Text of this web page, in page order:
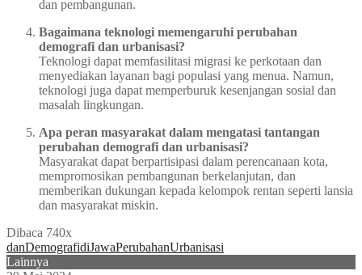
dan pembangunan.
Bagaimana teknologi memengaruhi perubahan
demografi dan urbanisasi?
Teknologi dapat memfasilitasi migrasi ke perkotaan dan
menyediakan layanan bagi populasi yang menua. Namun,
teknologi juga dapat memperburuk kesenjangan sosial dan
masalah lingkungan.
Apa peran masyarakat dalam mengatasi tantangan
perubahan demografi dan urbanisasi?
Masyarakat dapat berpartisipasi dalam perencanaan kota,
mempromosikan pembangunan berkelanjutan, dan
memberikan dukungan kepada kelompok rentan seperti lansia
dan masyarakat miskin.
Dibaca 740x
danDemografidiJawaPerubahanUrbanisasi
Lainnya